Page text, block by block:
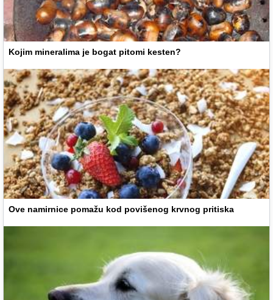
Kojim mineralima je bogat pitomi kesten?
Ove namirnice pomažu kod povišenog krvnog pritiska